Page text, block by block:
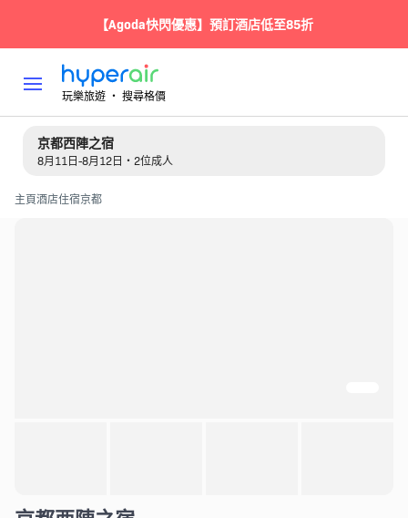
【Agoda快閃優惠】預訂酒店低至85折
玩樂旅遊 ‧ 搜尋格價
京都西陣之宿
8月11日-8月12日・2位成人
主頁酒店住宿京都